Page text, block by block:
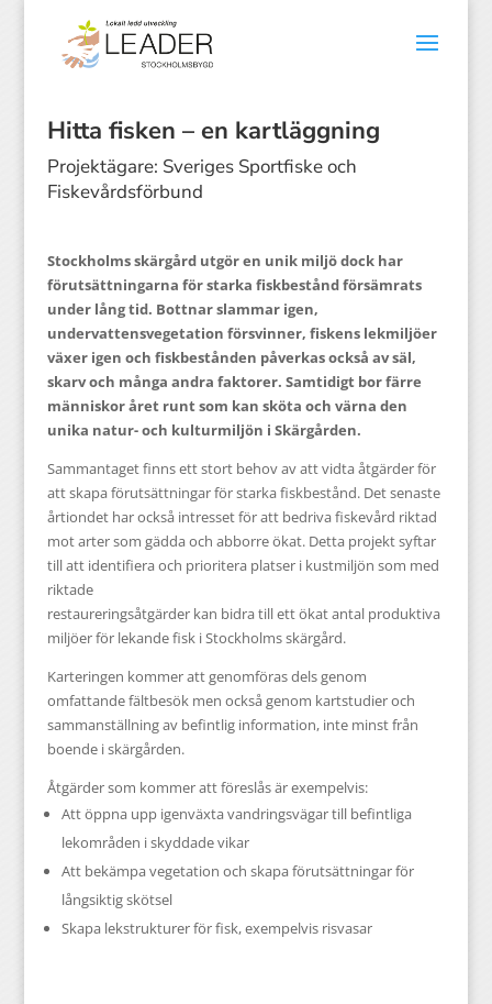
Hitta fisken – en kartläggning
Projektägare: Sveriges Sportfiske och
Fiskevårdsförbund
Stockholms skärgård utgör en unik miljö dock har
förutsättningarna för starka fiskbestånd försämrats
under lång tid. Bottnar slammar igen,
undervattensvegetation försvinner, fiskens lekmiljöer
växer igen och fiskbestånden påverkas också av säl,
skarv och många andra faktorer. Samtidigt bor färre
människor året runt som kan sköta och värna den
unika natur- och kulturmiljön i Skärgården.
Sammantaget finns ett stort behov av att vidta åtgärder för
att skapa förutsättningar för starka fiskbestånd. Det senaste
årtiondet har också intresset för att bedriva fiskevård riktad
mot arter som gädda och abborre ökat. Detta projekt syftar
till att identifiera och prioritera platser i kustmiljön som med
riktade
restaureringsåtgärder kan bidra till ett ökat antal produktiva
miljöer för lekande fisk i Stockholms skärgård.
Karteringen kommer att genomföras dels genom
omfattande fältbesök men också genom kartstudier och
sammanställning av befintlig information, inte minst från
boende i skärgården.
Åtgärder som kommer att föreslås är exempelvis:
Att öppna upp igenväxta vandringsvägar till befintliga
lekområden i skyddade vikar
Att bekämpa vegetation och skapa förutsättningar för
långsiktig skötsel
Skapa lekstrukturer för fisk, exempelvis risvasar